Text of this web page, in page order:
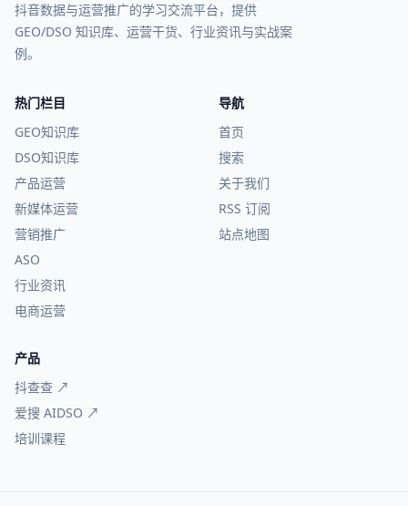
抖音数据与运营推广的学习交流平台，提供
GEO/DSO 知识库、运营干货、行业资讯与实战案
例。
热门栏目
GEO知识库
DSO知识库
产品运营
新媒体运营
营销推广
ASO
行业资讯
电商运营
导航
首页
搜索
关于我们
RSS 订阅
站点地图
产品
抖查查 ↗
爱搜 AIDSO ↗
培训课程